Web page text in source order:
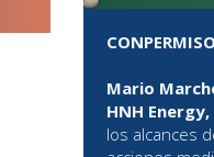
Mario
HNH Energy,
los alcances